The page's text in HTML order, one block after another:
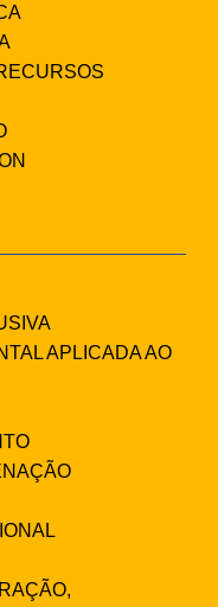
APLICADA AO